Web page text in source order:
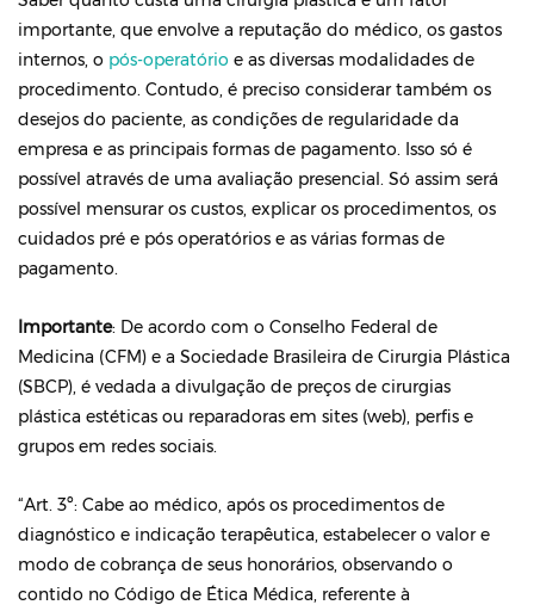
importante, que envolve a reputação do médico, os gastos
internos, o pós-operatório e as diversas modalidades de
procedimento. Contudo, é preciso considerar também os
desejos do paciente, as condições de regularidade da
empresa e as principais formas de pagamento. Isso só é
possível através de uma avaliação presencial. Só assim será
possível mensurar os custos, explicar os procedimentos, os
cuidados pré e pós operatórios e as várias formas de
pagamento.
Importante: De acordo com o Conselho Federal de
Medicina (CFM) e a Sociedade Brasileira de Cirurgia Plástica
(SBCP), é vedada a divulgação de preços de cirurgias
plástica estéticas ou reparadoras em sites (web), perfis e
grupos em redes sociais.
“Art. 3º: Cabe ao médico, após os procedimentos de
diagnóstico e indicação terapêutica, estabelecer o valor e
modo de cobrança de seus honorários, observando o
contido no Código de Ética Médica, referente à